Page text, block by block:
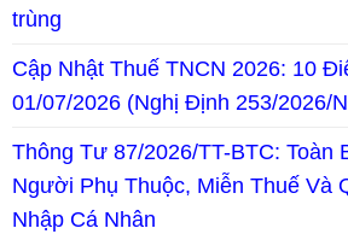
trùng
Cập Nhật Thuế TNCN 2026: 10
01/07/2026 (Nghị Định 253/2026/
Thông Tư 87/2026/TT-BTC: Toàn
Người Phụ Thuộc, Miễn Thuế Và
Nhập Cá Nhân